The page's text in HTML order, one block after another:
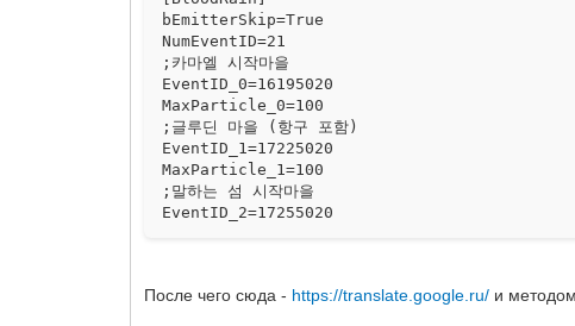
EventID_8=20225020
MaxParticle_8=100
;·зїо јє ё¶А»
EventID_9=21165020
MaxParticle_9=100
;ї¤ЗБ ЅГАЫ ё¶А»
EventID_10=21195020
MaxParticle_10=100
;±в¶х ЗЧ±ё
EventID_11=21235020
MaxParticle_12=100
bEmitterSkip=True
NumEventID=21
;카마엘 시작마을
EventID_0=16195020
MaxParticle_0=100
;글루딘 마을 (항구 포함)
EventID_1=17225020
MaxParticle_1=100
;말하는 섬 시작마을
EventID_2=17255020
MaxParticle_3=100
После чего сюда - https://translate.google.ru/ и